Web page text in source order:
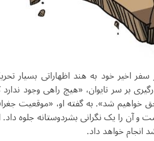
اخیر خود به هند اظهاراتی بسیار
بر سر تایوان، «هیچ راهی وجود ندارد
خواهیم شد». به گفته او، «موقعیت
و آن را یک نگرانی بشردوستانه جلوه
انجام خواهد داد.